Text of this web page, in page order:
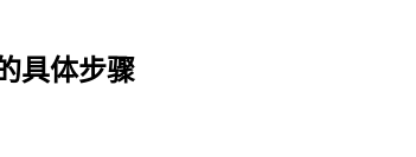
具体步骤